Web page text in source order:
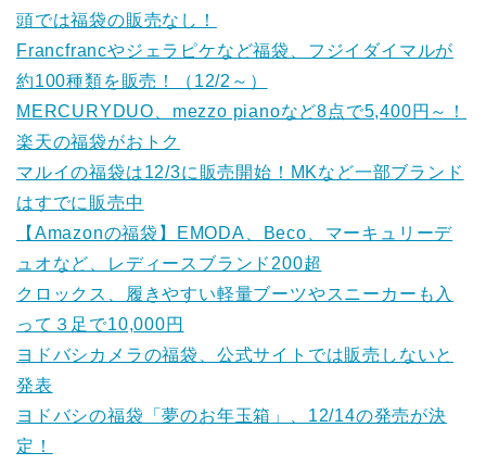
頭では福袋の販売なし！
Francfrancやジェラピケなど福袋、フジイダイマルが
約100種類を販売！（12/2～）
MERCURYDUO、mezzo pianoなど8点で5,400円～！
楽天の福袋がおトク
マルイの福袋は12/3に販売開始！MKなど一部ブランド
はすでに販売中
【Amazonの福袋】EMODA、Beco、マーキュリーデ
ュオなど、レディースブランド200超
クロックス、履きやすい軽量ブーツやスニーカーも入
って３足で10,000円
ヨドバシカメラの福袋、公式サイトでは販売しないと
発表
ヨドバシの福袋「夢のお年玉箱」、12/14の発売が決
定！